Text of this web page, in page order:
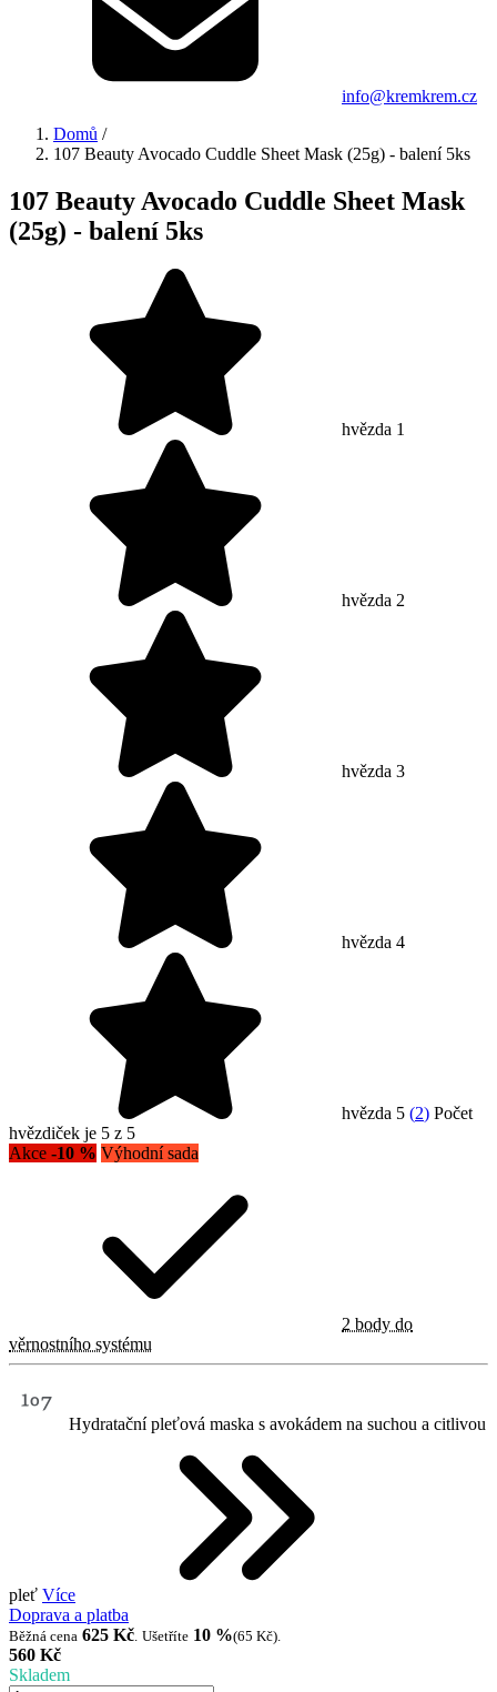
info@kremkrem.cz
Domů /
107 Beauty Avocado Cuddle Sheet Mask (25g) - balení 5ks
107 Beauty Avocado Cuddle Sheet Mask
(25g) - balení 5ks
hvězda 1
hvězda 2
hvězda 3
hvězda 4
hvězda 5 (2) Počet
hvězdiček je 5 z 5
Akce -10 % Výhodní sada
2 body do
věrnostního systému
Hydratační pleťová maska s avokádem na suchou a citlivou
pleť Více
Doprava a platba
Běžná cena 625 Kč Ušetříte 10 %(65 Kč)
560 Kč
Skladem